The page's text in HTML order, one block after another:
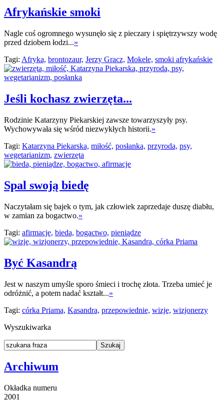
Afrykańskie smoki
Nagle coś ogromnego wysunęło się z pieczary i spiętrzywszy wodę
przed dziobem łodzi...»
Tagi: Afryka, brontozaur, Jerzy Gracz, Mokele, smoki afrykańskie
Jeśli kochasz zwierzęta...
Rodzinie Katarzyny Piekarskiej zawsze towarzyszyły psy.
Wychowywała się wśród niezwykłych historii.»
Tagi: Katarzyna Piekarska, miłość, posłanka, przyroda, psy,
wegetarianizm, zwierzęta
Spal swoją biedę
Naczytałam się bajek o tym, jak człowiek zaprzedaje duszę diabłu,
w zamian za bogactwo.»
Tagi: afirmacje, bieda, bogactwo, pieniądze
Być Kasandrą
Jest w naszym umyśle sporo śmieci i trochę złota. Trzeba umieć je
odróżnić, a potem nadać kształt...»
Tagi: córka Priama, Kasandra, przepowiednie, wizje, wizjonerzy
Wyszukiwarka
Archiwum
Okładka numeru
2001